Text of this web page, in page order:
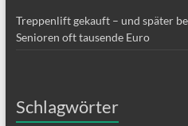
Treppenlift gekauft – und später
Senioren oft tausende Euro
Schlagwörter